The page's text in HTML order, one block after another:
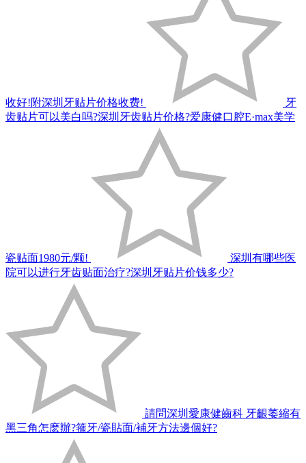
收好!附深圳牙贴片价格收费!
牙
齿贴片可以美白吗?深圳牙齿贴片价格?爱康健口腔E·max美学
瓷贴面1980元/颗!
深圳有哪些医
院可以进行牙齿贴面治疗?深圳牙贴片价钱多少?
請問深圳愛康健齒科 牙齦萎縮有
黑三角怎麽辦?箍牙/瓷貼面/補牙方法邊個好?